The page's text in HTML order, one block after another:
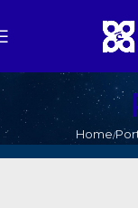
Home